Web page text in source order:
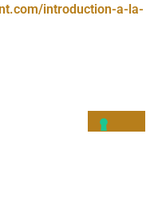
introduction-a-la-